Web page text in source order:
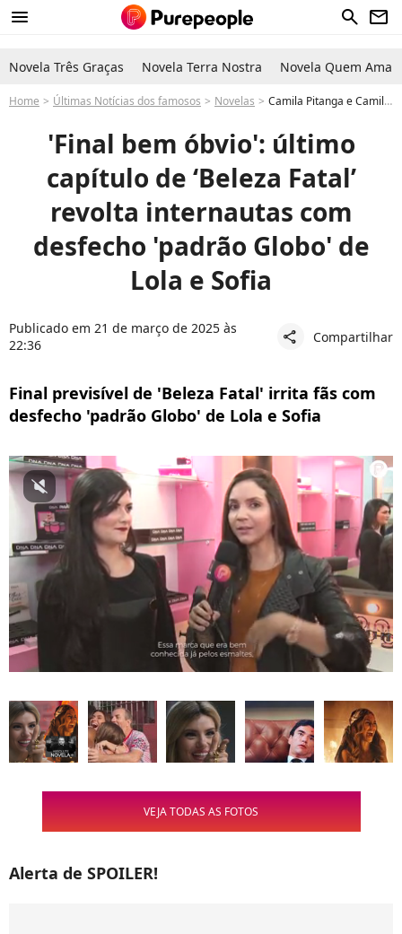
menu search newsletter
Novela Três Graças Novela Terra Nostra Novela Quem Ama
Home Últimas Notícias dos famosos Novelas Camila Pitanga e Camila Queiroz: Último capítulo de ‘Beleza Fatal’ revolta internautas com desfecho 'padrão Globo' de Lola e Sofia: 'Final bem óbvio'
'Final bem óbvio': último
capítulo de ‘Beleza Fatal’
revolta internautas com
desfecho 'padrão Globo' de
Lola e Sofia
Publicado em 21 de março de 2025 às
22:36
share Compartilhar
Final previsível de 'Beleza Fatal' irrita fãs com
desfecho 'padrão Globo' de Lola e Sofia
VEJA TODAS AS FOTOS
Alerta de SPOILER!